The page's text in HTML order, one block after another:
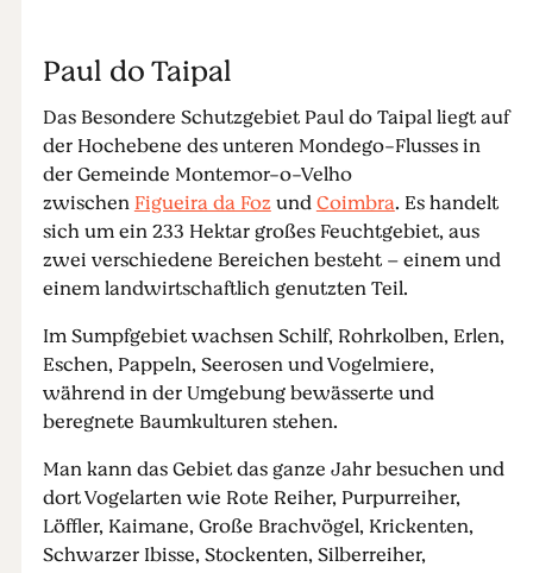
Paul do Taipal
Das Besondere Schutzgebiet Paul do Taipal liegt auf
der Hochebene des unteren Mondego-Flusses in
der Gemeinde Montemor-o-Velho
zwischen Figueira da FozundCoimbra. Es handelt
sich um ein 233 Hektar großes Feuchtgebiet, aus
zwei verschiedene Bereichen besteht – einem und
einem landwirtschaftlich genutzten Teil.
Im Sumpfgebiet wachsen Schilf, Rohrkolben, Erlen,
Eschen, Pappeln, Seerosen und Vogelmiere,
während in der Umgebung bewässerte und
beregnete Baumkulturen stehen.
Man kann das Gebiet das ganze Jahr besuchen und
dort Vogelarten wie Rote Reiher, Purpurreiher,
Löffler, Kaimane, Große Brachvögel, Krickenten,
Schwarzer Ibisse, Stockenten, Silberreiher,